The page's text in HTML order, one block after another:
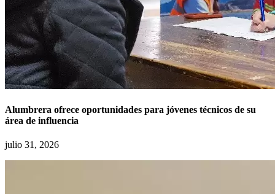
Alumbrera ofrece oportunidades para jóvenes técnicos de su
área de influencia
julio 31, 2026